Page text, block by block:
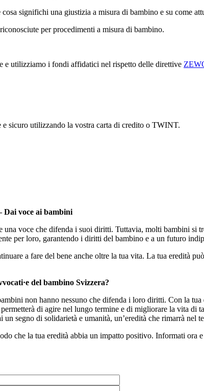
significhi una giustizia a misura di bambino e su come
per procedimenti a misura di bambino.
e utilizziamo i fondi affidatici nel rispetto delle direttive
sicuro utilizzando la vostra carta di credito o TWINT.
Dai voce ai bambini
una voce che difenda i suoi diritti. Tuttavia, molti bambini
per loro, garantendo i diritti del bambino e a un futuro
a fare del bene anche oltre la tua vita. La tua eredità
del bambino Svizzera?
non hanno nessuno che difenda i loro diritti. Con la
di agire nel lungo termine e di migliorare la vita di
un segno di solidarietà e umanità, un’eredità che rimarrà nel
che la tua eredità abbia un impatto positivo. Informati ora